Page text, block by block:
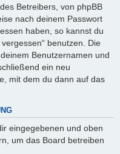
Betreibers, von phpBB
nach deinem Passwort
haben, so kannst du
benutzen. Die
Benutzernamen und
ein neu
mit dem du dann auf das
eingegebenen und oben
um das Board betreiben